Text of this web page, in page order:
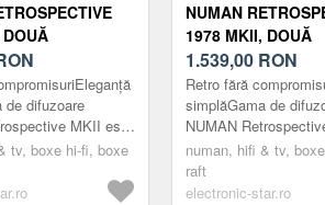
PE 3 CĂI,
DE
MARO,
de difuzoare
MKII este
aniilor anteriori, cu
eleg...
tv, boxe hi-fi, boxe
NUMAN
1978 MKII, DOUĂ
DIFUZOARE PE 3
NEGRU, CAPAC DE
CULOARE NEGRU-
SUPORTURI
1.539,00 RON
Retro fără
simplăGama de
NUMAN
un tribut adus aniilor
accent pe un design
numan, hifi & tv,
raft
electronic-star.ro